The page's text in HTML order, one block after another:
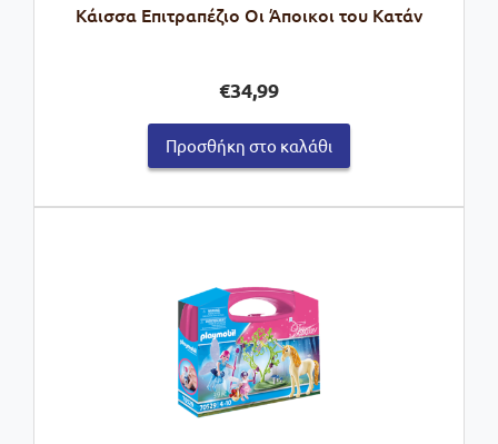
Kάισσα Επιτραπέζιο Οι Άποικοι του Κατάν
€34,99
Προσθήκη στο καλάθι